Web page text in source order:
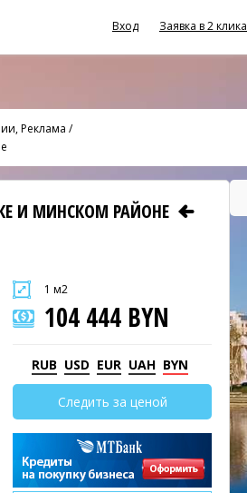
Вход Заявка в 2 клика
Реклама /
И МИНСКОМ РАЙОНЕ
1 м2
104 444 BYN
RUB USD EUR UAH BYN
Следить за ценой